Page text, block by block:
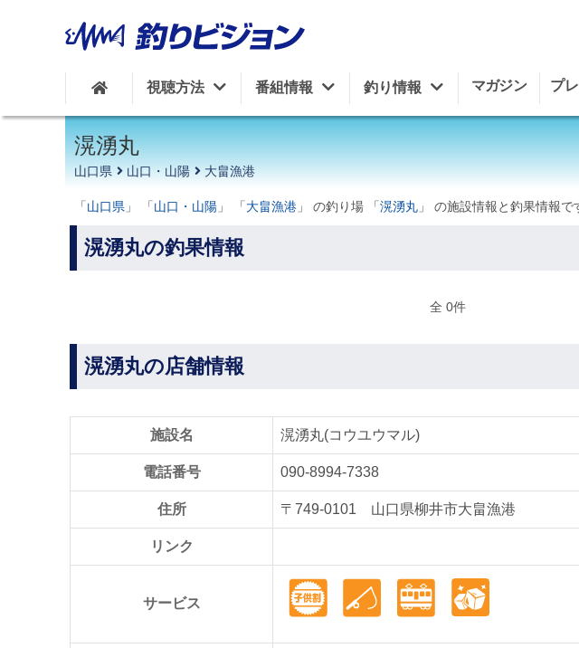
視聴方法 番組情報 釣り情報 マガジン プ
滉湧丸
山口県 山口・山陽 大畠漁港
「 山口県 」 「 山口・山陽 」 「 大畠漁港 」 の釣り場 「 滉湧丸 」 の施設情報と釣果情報で
滉湧丸の釣果情報
全 0件
滉湧丸の店舗情報
施設名 滉湧丸(コウユウマル)
電話番号 090-8994-7338
住所 〒749-0101 山口県柳井市大畠漁港
リンク
サービス